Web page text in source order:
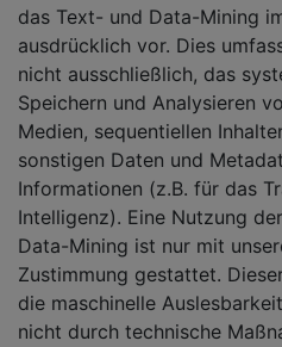
das Text- und Data-Mining
ausdrücklich vor. Dies
nicht ausschließlich, das
Speichern und Analysieren
Medien, sequentiellen
sonstigen Daten und
Informationen (z.B. für das
Intelligenz). Eine Nutzung
Data-Mining ist nur mit
Zustimmung gestattet.
die maschinelle
nicht durch technische